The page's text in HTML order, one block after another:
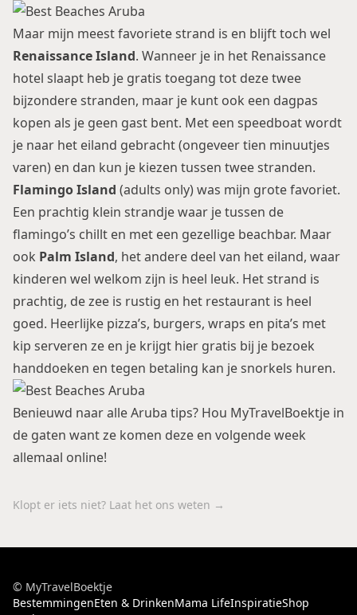
Maar mijn meest favoriete strand is en blijft toch wel
Renaissance Island. Wanneer je in het Renaissance
hotel slaapt heb je gratis toegang tot deze twee
bijzondere stranden, maar je kunt ook een dagpas
kopen als je geen gast bent. Met een speedboat wordt
je naar het eiland gebracht (ongeveer tien minuutjes
varen) en dan kun je kiezen tussen twee stranden.
Flamingo Island (adults only) was mijn grote favoriet.
Een prachtig klein strandje waar je tussen de
flamingo’s chillt en met een gezellige beachbar. Maar
ook Palm Island, het andere deel van het eiland, waar
kinderen wel welkom zijn is heel leuk. Het strand is
prachtig, de zee is rustig en het restaurant is heel
goed. Heerlijke pizza’s, burgers, wraps en pita’s met
kip serveren ze en je krijgt hier gratis bij je bezoek
handdoeken en tegen betaling kan je snorkels huren.
Benieuwd naar alle Aruba tips? Hou MyTravelBoektje in
de gaten want ze komen deze en volgende week
allemaal online!
Klopt er iets niet? Laat het ons weten →
© MyTravelBoektje
BestemmingenEten & DrinkenMama LifeInspiratieShop